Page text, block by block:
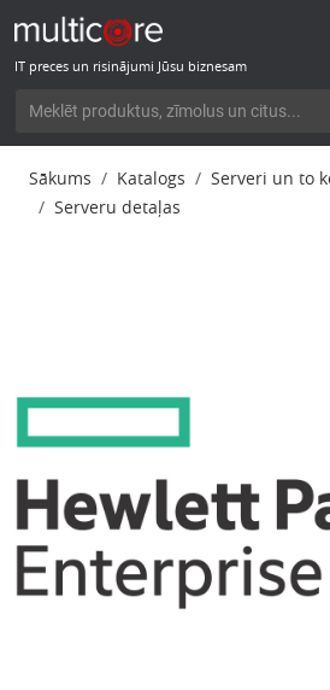
IT preces un risinājumi Jūsu biznesam
Sākums Katalogs
Serveri un to
Serveru detaļas